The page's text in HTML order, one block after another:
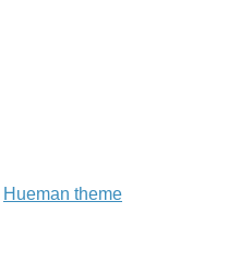
Hueman theme